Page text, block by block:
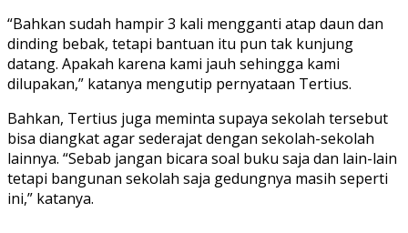
“Bahkan sudah hampir 3 kali mengganti atap daun dan
dinding bebak, tetapi bantuan itu pun tak kunjung
datang. Apakah karena kami jauh sehingga kami
dilupakan,” katanya mengutip pernyataan Tertius.
Bahkan, Tertius juga meminta supaya sekolah tersebut
bisa diangkat agar sederajat dengan sekolah-sekolah
lainnya. “Sebab jangan bicara soal buku saja dan lain-lain
tetapi bangunan sekolah saja gedungnya masih seperti
ini,” katanya.